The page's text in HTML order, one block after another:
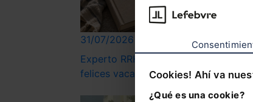
Cookies! Ahí va
¿Qué es una cookie?
31/07/2026
Experto RRHH os desea
felices vacaciones